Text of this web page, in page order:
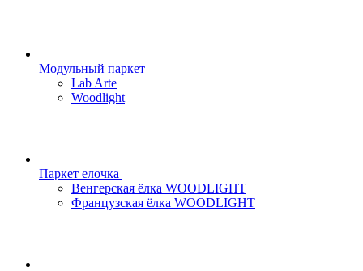
Модульный паркет
Lab Arte
Woodlight
Паркет елочка
Венгерская ёлка WOODLIGHT
Французская ёлка WOODLIGHT